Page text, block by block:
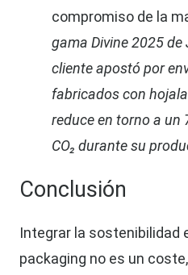
compromiso de la
gama Divine 2025 de
cliente apostó por
fabricados con
reduce en torno a un
CO₂ durante su
Conclusión
Integrar la sostenibilidad
packaging no es un